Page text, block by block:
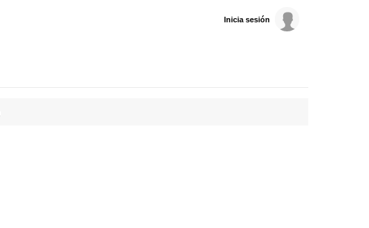
Inicia sesión